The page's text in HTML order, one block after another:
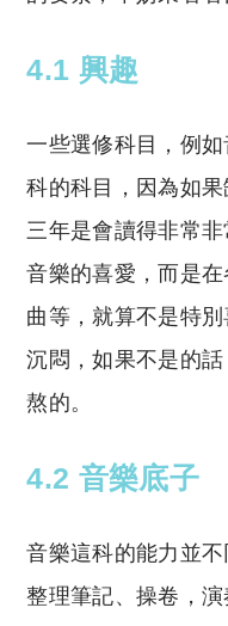
4.1 興趣
一些選修科目，例
科的科目，因為如
三年是會讀得非常
音樂的喜愛，而是
曲等，就算不是特
沉悶，如果不是的
熬的。
4.2 音樂底子
音樂這科的能力並
整理筆記、操卷，